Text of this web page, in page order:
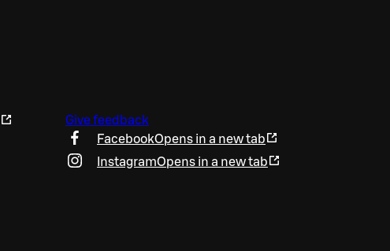
Give feedback
FacebookOpens in a new tab
InstagramOpens in a new tab